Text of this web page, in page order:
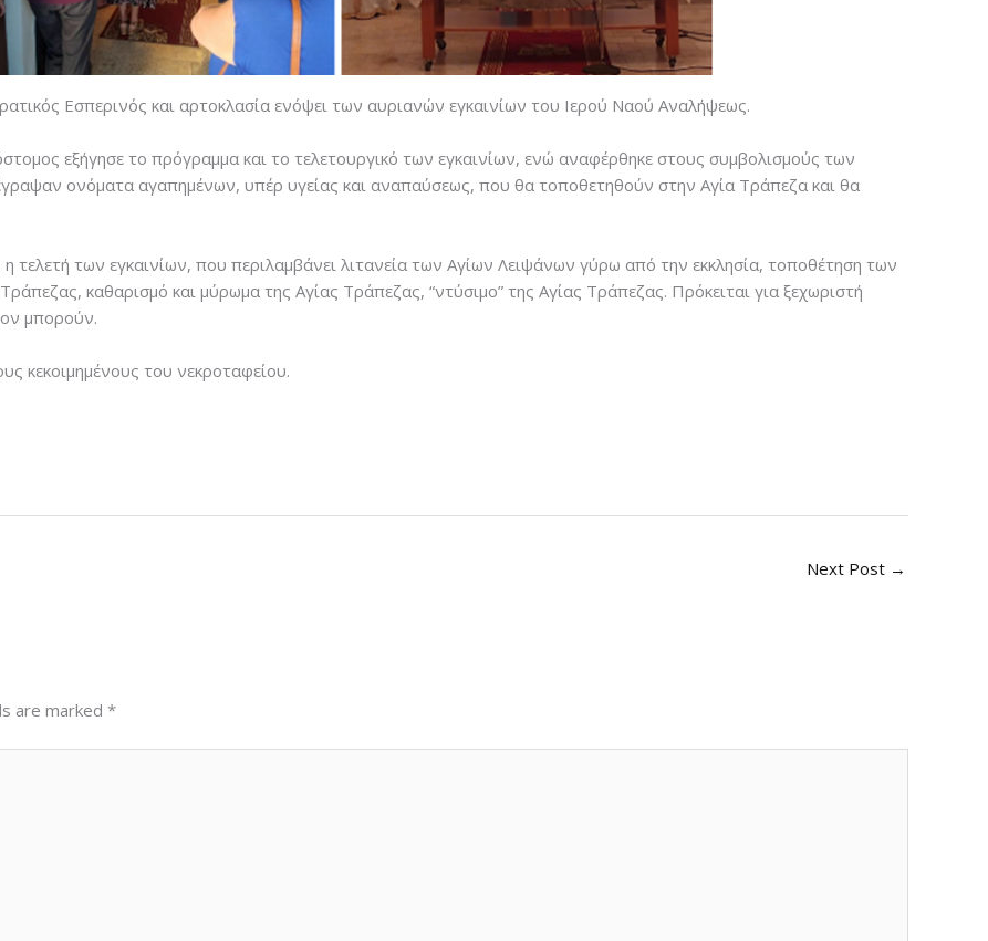
Εσπερινός και αρτοκλασία ενόψει των αυριανών εγκαινίων του Ιερού Ναού Αναλήψεως.
εξήγησε το πρόγραμμα και το τελετουργικό των εγκαινίων, ενώ αναφέρθηκε στους συμβολισμούς των
ονόματα αγαπημένων, υπέρ υγείας και αναπαύσεως, που θα τοποθετηθούν στην Αγία Τράπεζα και θα
η τελετή των εγκαινίων, που περιλαμβάνει λιτανεία των Αγίων Λειψάνων γύρω από την εκκλησία, τοποθέτηση των
καθαρισμό και μύρωμα της Αγίας Τράπεζας, “ντύσιμο” της Αγίας Τράπεζας. Πρόκειται για ξεχωριστή
μπορούν.
κεκοιμημένους του νεκροταφείου.
Next Post →
are marked *